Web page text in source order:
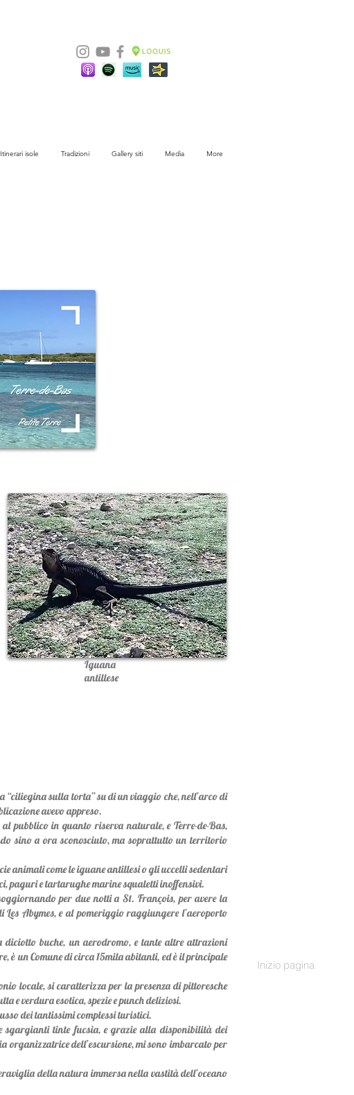
Itinerari isole Tradizioni Gallery siti Media More
Inizio pagina
Iguana
antillese
sulla torta” su di un viaggio che, nell’arco di
avevo appreso.
pubblico in quanto riserva naturale, e Terre-de-Bas,
sino a ora sconosciuto, ma soprattutto un territorio
animali come le iguane antillesi o gli uccelli sedentari
paguri e tartarughe marine squaletti inoffensivi.
per due notti a St. François, per avere la
Abymes, e al pomeriggio raggiungere l’aeroporto
diciotto buche, un aerodromo, e tante altre attrazioni
è un Comune di circa 15mila abitanti, ed è il principale
locale, si caratterizza per la presenza di pittoresche
e verdura esotica, spezie e punch deliziosi.
dei tantissimi complessi turistici.
tinte fucsia, e grazie alla disponibilità dei
dell’escursione, mi sono imbarcato per
della natura immersa nella vastità dell’oceano